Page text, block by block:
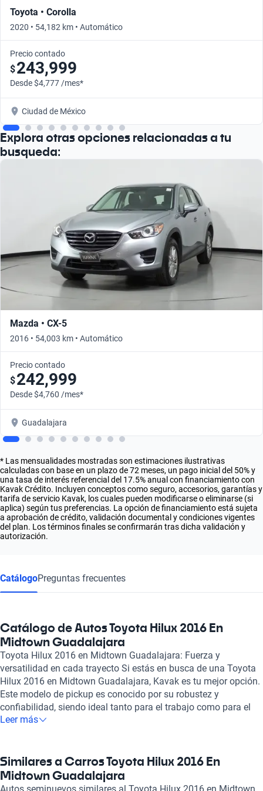
Toyota • Corolla
2020 • 54,182 km • Automático
Precio contado
$243,999
Desde $4,777 /mes*
Ciudad de México
Explora otras opciones relacionadas a tu
busqueda:
Mazda • CX-5
2016 • 54,003 km • Automático
Precio contado
$242,999
Desde $4,760 /mes*
Guadalajara
* Las mensualidades mostradas son estimaciones ilustrativas
calculadas con base en un plazo de 72 meses, un pago inicial del 50% y
una tasa de interés referencial del 17.5% anual con financiamiento con
Kavak Crédito. Incluyen conceptos como seguro, accesorios, garantías y
tarifa de servicio Kavak, los cuales pueden modificarse o eliminarse (si
aplica) según tus preferencias. La opción de financiamiento está sujeta
a aprobación de crédito, validación documental y condiciones vigentes
del plan. Los términos finales se confirmarán tras dicha validación y
autorización.
CatálogoPreguntas frecuentes
Catálogo de Autos Toyota Hilux 2016 En
Midtown Guadalajara
Toyota Hilux 2016 en Midtown Guadalajara: Fuerza y
versatilidad en cada trayecto Si estás en busca de una Toyota
Hilux 2016 en Midtown Guadalajara, Kavak es tu mejor opción.
Este modelo de pickup es conocido por su robustez y
confiabilidad, siendo ideal tanto para el trabajo como para el
uso diario. Con un motor de 2.7 litros y 166 caballos de fuerza,
una opción práctica y económica para quienes requieren de un
vehículo resistente y a la vez eficiente. La Toyota Hilux 2016
destaca no solo por su durabilidad, sino también por su
Leer más
Similares a Carros Toyota Hilux 2016 En
Midtown Guadalajara